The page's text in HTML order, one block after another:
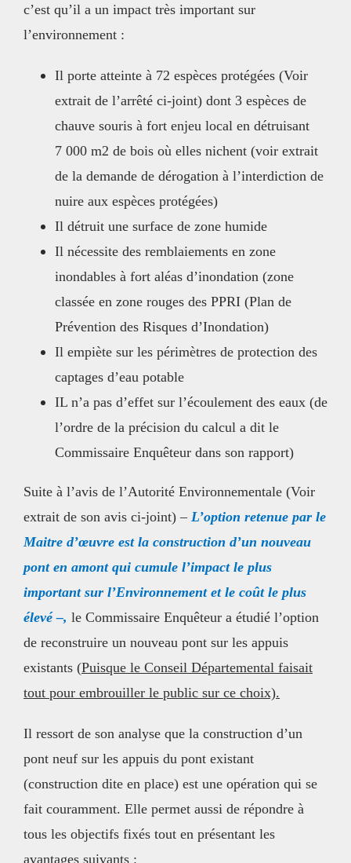
c’est qu’il a un impact très important sur
l’environnement :
Il porte atteinte à 72 espèces protégées (Voir
extrait de l’arrêté ci-joint) dont 3 espèces de
chauve souris à fort enjeu local en détruisant
7 000 m2 de bois où elles nichent (voir extrait
de la demande de dérogation à l’interdiction de
nuire aux espèces protégées)
Il détruit une surface de zone humide
Il nécessite des remblaiements en zone
inondables à fort aléas d’inondation (zone
classée en zone rouges des PPRI (Plan de
Prévention des Risques d’Inondation)
Il empiète sur les périmètres de protection des
captages d’eau potable
IL n’a pas d’effet sur l’écoulement des eaux (de
l’ordre de la précision du calcul a dit le
Commissaire Enquêteur dans son rapport)
Suite à l’avis de l’Autorité Environnementale (Voir
extrait de son avis ci-joint) – L’option retenue par le
Maitre d’œuvre est la construction d’un nouveau
pont en amont qui cumule l’impact le plus
important sur l’Environnement et le coût le plus
élevé –, le Commissaire Enquêteur a étudié l’option
de reconstruire un nouveau pont sur les appuis
existants (Puisque le Conseil Départemental faisait
tout pour embrouiller le public sur ce choix).
Il ressort de son analyse que la construction d’un
pont neuf sur les appuis du pont existant
(construction dite en place) est une opération qui se
fait couramment. Elle permet aussi de répondre à
tous les objectifs fixés tout en présentant les
avantages suivants :